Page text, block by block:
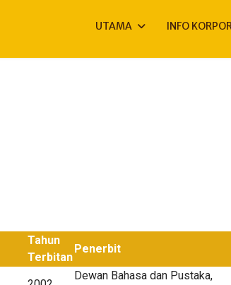
UTAMA INFO
Tahun
Terbitan
Penerbit
Dewan Bahasa dan Pustaka,